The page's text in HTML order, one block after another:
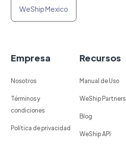
WeShip Mexico
Empresa
Nosotros
Términos y
condiciones
Política de privacidad
Recursos
Manual de Uso
WeShip Partners
Blog
WeShip API